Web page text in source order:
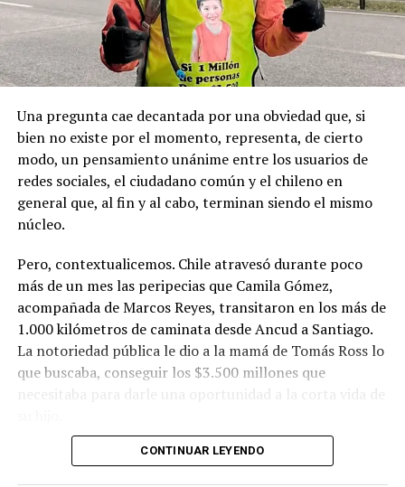
Goleta de Guerra Ancud de la Armada tomaron posesión
de estas tierras patagónicas donde izaron la bandera
nacional declarando este territorio como parte de Chile.
Una pregunta cae decantada por una obviedad que, si
bien no existe por el momento, representa, de cierto
modo, un pensamiento unánime entre los usuarios de
redes sociales, el ciudadano común y el chileno en
general que, al fin y al cabo, terminan siendo el mismo
núcleo.
Pero, contextualicemos. Chile atravesó durante poco
más de un mes las peripecias que Camila Gómez,
acompañada de Marcos Reyes, transitaron en los más de
1.000 kilómetros de caminata desde Ancud a Santiago.
La notoriedad pública le dio a la mamá de Tomás Ross lo
que buscaba, conseguir los $3.500 millones que
necesitaba para darle una oportunidad a la corta vida de
La solidaridad y empatía de los chilenos en cada paso
CONTINUAR LEYENDO